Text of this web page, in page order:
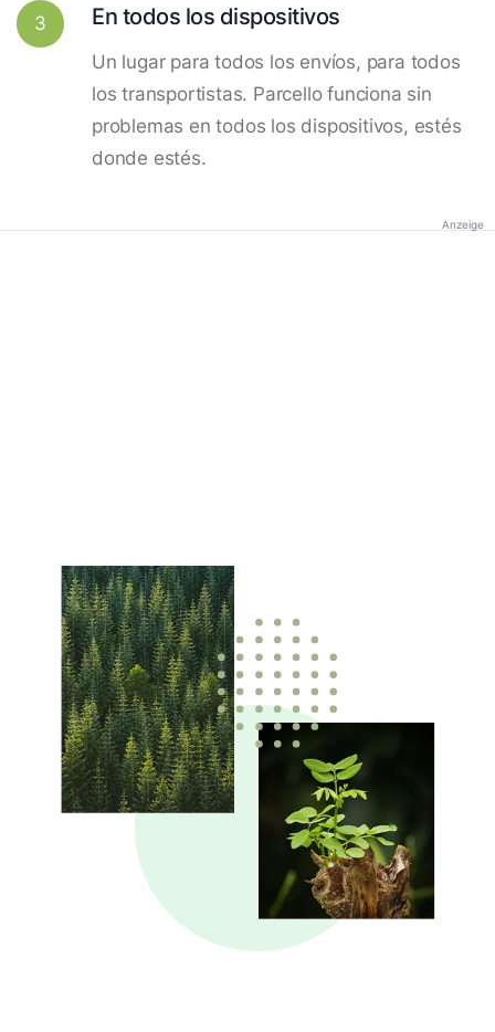
3 En todos los dispositivos
Un lugar para todos los envíos, para todos
los transportistas. Parcello funciona sin
problemas en todos los dispositivos, estés
donde estés.
Anzeige